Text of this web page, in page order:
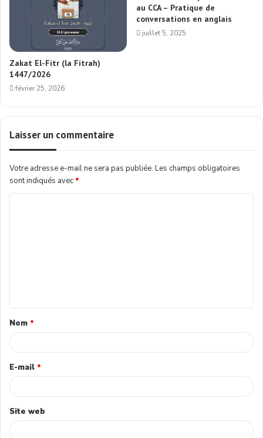
Zakat El-Fitr (la Fitrah)
1447/2026
février 25, 2026
au CCA – Pratique de
conversations en anglais
juillet 5, 2025
Laisser un commentaire
Votre adresse e-mail ne sera pas publiée. Les champs obligatoires
sont indiqués avec *
Nom *
E-mail *
Site web